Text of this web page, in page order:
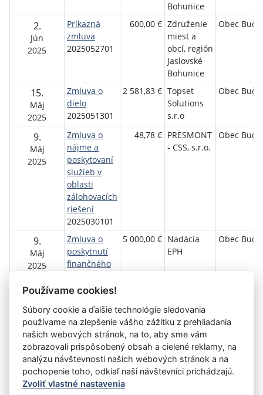
Bohunice
2.
Jún
2025
Príkazná
zmluva
2025052701
600,00 € Združenie
miest a
obcí, región
Jaslovské
Bohunice
Obec
15.
Máj
2025
Zmluva o
dielo
2025051301
2 581,83 € Topset
Solutions
s.r.o
Obec
9.
Máj
2025
Zmluva o
nájme a
poskytovaní
služieb v
oblasti
zálohovacích
riešení
2025030101
48,78 € PRESMONT
- CSS, s.r.o.
Obec
9.
Máj
2025
Zmluva o
poskytnutí
finančného
2025050701
5 000,00 € Nadácia
EPH
Obec
« 1 2 3 4 5 6 Aktuálna
stránka
6
7 8 9
11
»
Používame cookies!
Súbory cookie a ďalšie technológie sledovania
používame na zlepšenie vášho zážitku z prehliadania
našich webových stránok, na to, aby sme vám
zobrazovali prispôsobený obsah a cielené reklamy, na
analýzu návštevnosti našich webových stránok a na
pochopenie toho, odkiaľ naši návštevníci prichádzajú.
Zvoliť vlastné nastavenia